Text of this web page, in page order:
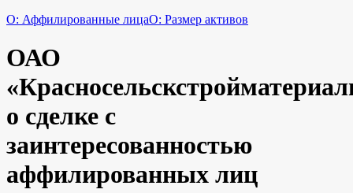
O: Аффилированные лицаO: Размер активов
ОАО
о сделке с
заинтересованностью
аффилированных лиц